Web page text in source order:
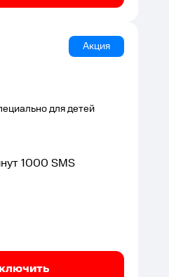
Акция
для детей
1000 SMS